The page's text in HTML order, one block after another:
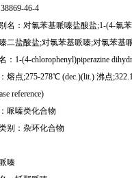
46-4
名：对氯苯基哌嗪盐酸盐;1-(4-氯
二盐酸盐;对氯苯基哌嗪;对氯苯基
：1-(4-chlorophenyl)piperazine
熔点;275-278℃ (dec.)(lit.) 沸点
reference)
哌嗪类化合物
别：杂环化合物
嗪